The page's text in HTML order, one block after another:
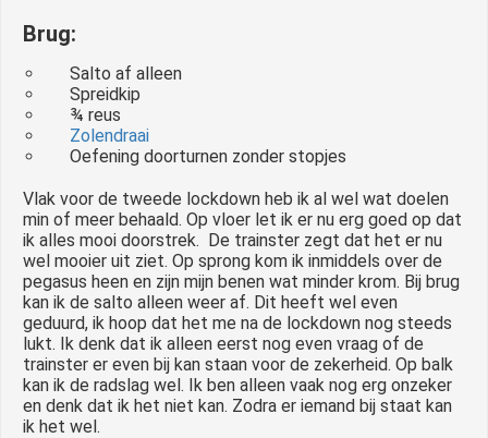
Brug:
Salto af alleen
Spreidkip
¾ reus
Zolendraai
Oefening doorturnen zonder stopjes
Vlak voor de tweede lockdown heb ik al wel wat doelen
min of meer behaald. Op vloer let ik er nu erg goed op dat
ik alles mooi doorstrek. De trainster zegt dat het er nu
wel mooier uit ziet. Op sprong kom ik inmiddels over de
pegasus heen en zijn mijn benen wat minder krom. Bij brug
kan ik de salto alleen weer af. Dit heeft wel even
geduurd, ik hoop dat het me na de lockdown nog steeds
lukt. Ik denk dat ik alleen eerst nog even vraag of de
trainster er even bij kan staan voor de zekerheid. Op balk
kan ik de radslag wel. Ik ben alleen vaak nog erg onzeker
en denk dat ik het niet kan. Zodra er iemand bij staat kan
ik het wel.